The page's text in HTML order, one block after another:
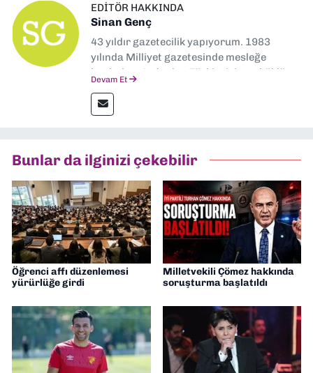
EDITÖR HAKKINDA
Sinan Genç
43 yıldır gazetecilik yapıyorum. 1983
yılında Milliyet gazetesinde mesleğe
başladım. Ardından Türkiye’nin en köklü
muhabir, editör, müdür yardımcısı ve spor
müdürü olarak görev yaptım. Ayrıca Yeni
Gazetesi'nde editörlük yapıyorum
Devam Et
Bunlar da ilginizi çekebilir
Öğrenci affı düzenlemesi
yürürlüğe girdi
Milletvekili Çömez hakkında
soruşturma başlatıldı